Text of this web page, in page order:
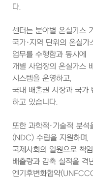
다.
센터는 분야별 온실가스
국가·지역 단위의 온실
업무를 수행함과 동시에
개별 사업장의 온실가스
시스템을 운영하고,
국내 배출권 시장과 국가
하고 있습니다.
또한 과학적·기술적 분
(NDC) 수립을 지원하며,
국제사회의 일원으로 책
배출량과 감축 실적을 격
엔기후변화협약